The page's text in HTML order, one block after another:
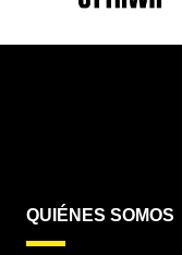
QUIÉNES SOMOS